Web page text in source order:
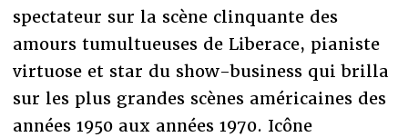
spectateur sur la scène clinquante des
amours tumultueuses de Liberace, pianiste
virtuose et star du show-business qui brilla
sur les plus grandes scènes américaines des
années 1950 aux années 1970. Icône